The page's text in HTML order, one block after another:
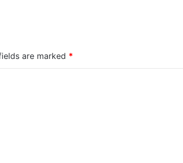
are marked *